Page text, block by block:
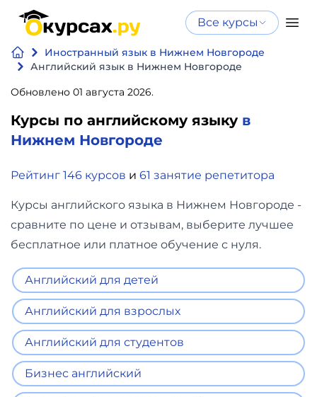
Все курсы
Иностранный язык в Нижнем Новгороде
Английский язык в Нижнем Новгороде
Обновлено 01 августа 2026.
Курсы по английскому языку в
Нижнем Новгороде
Рейтинг 146 курсов и 61 занятие репетитора
Курсы английского языка в Нижнем Новгороде -
сравните по цене и отзывам, выберите лучшее
бесплатное или платное обучение с нуля.
Английский для детей
Английский для взрослых
Английский для студентов
Бизнес английский
Нейросеть
и ИИ
Программирование
Бизнес
финансы
Дизайн
Видео,
фото,
аудио
Маркетинг
Нейросеть и ИИ
интеллекту
Курсы по нейросетям